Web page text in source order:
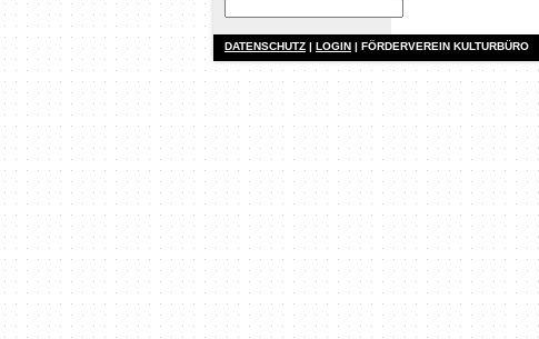
DATENSCHUTZ | LOGIN | FÖRDERVEREIN KULTURBÜRO